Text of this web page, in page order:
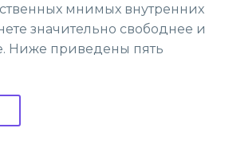
мнимых внутренних
значительно свободнее и
Ниже приведены пять